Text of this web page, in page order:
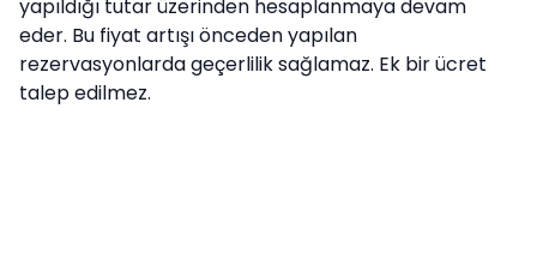
yapıldığı tutar üzerinden hesaplanmaya devam
eder. Bu fiyat artışı önceden yapılan
rezervasyonlarda geçerlilik sağlamaz. Ek bir ücret
talep edilmez.